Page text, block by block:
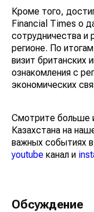
Кроме того,
Financial Times о
сотрудничества и
регионе. По
визит британских
ознакомления с
экономических
Смотрите больше
Казахстана на
важных событиях
youtube канал и
Обсуждение